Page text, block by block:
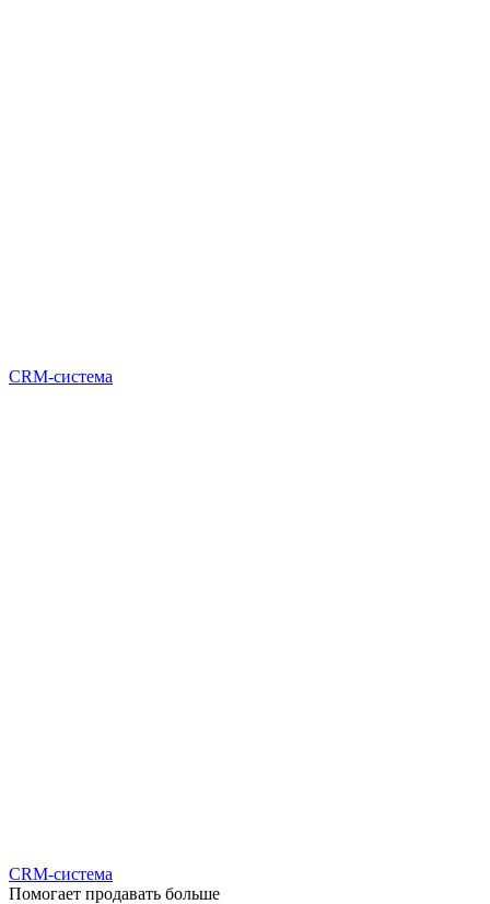
CRM-система
CRM-система
Помогает продавать больше